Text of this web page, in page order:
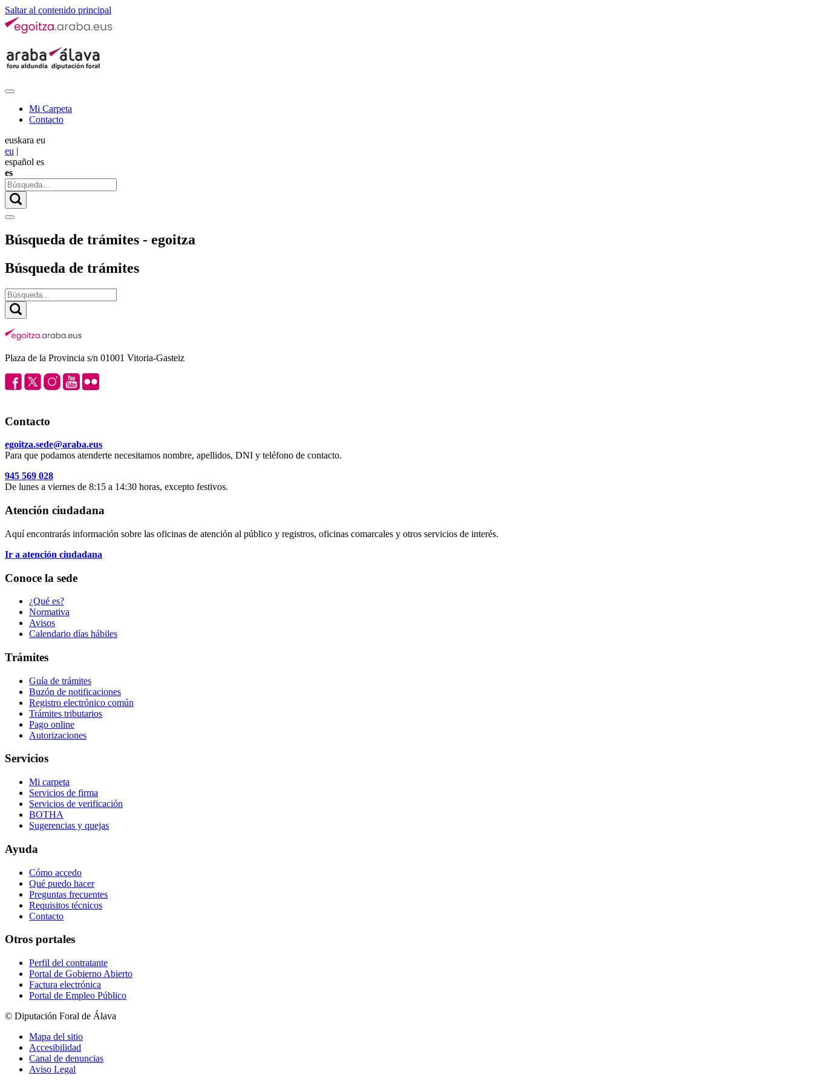
Saltar al contenido principal
Mi Carpeta
Contacto
euskara eu
eu |
español es
es
Búsqueda de trámites - egoitza
Búsqueda de trámites
Plaza de la Provincia s/n 01001 Vitoria-Gasteiz
Contacto
egoitza.sede@araba.eus
Para que podamos atenderte necesitamos nombre, apellidos, DNI y teléfono de contacto.
945 569 028
De lunes a viernes de 8:15 a 14:30 horas, excepto festivos.
Atención ciudadana
Aquí encontrarás información sobre las oficinas de atención al público y registros, oficinas comarcales y otros servicios de interés.
Ir a atención ciudadana
Conoce la sede
¿Qué es?
Normativa
Avisos
Calendario días hábiles
Trámites
Guía de trámites
Buzón de notificaciones
Registro electrónico común
Trámites tributarios
Pago online
Autorizaciones
Servicios
Mi carpeta
Servicios de firma
Servicios de verificación
BOTHA
Sugerencias y quejas
Ayuda
Cómo accedo
Qué puedo hacer
Preguntas frecuentes
Requisitos técnicos
Contacto
Otros portales
Perfil del contratante
Portal de Gobierno Abierto
Factura electrónica
Portal de Empleo Público
© Diputación Foral de Álava
Mapa del sitio
Accesibilidad
Canal de denuncias
Aviso Legal